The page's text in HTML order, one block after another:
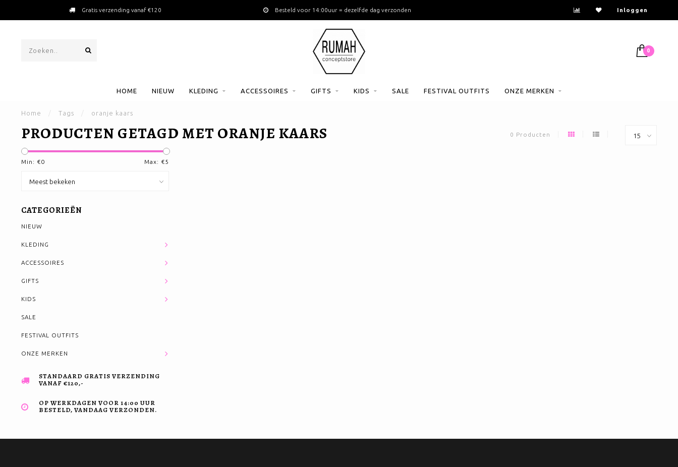
Gratis verzending vanaf €120 Besteld voor 14:00uur = dezelfde dag verzonden Inloggen
0
HOME NIEUW KLEDING ACCESSOIRES GIFTS KIDS SALE FESTIVAL OUTFITS ONZE MERKEN
Home / Tags / oranje kaars
PRODUCTEN GETAGD MET ORANJE KAARS 0 Producten
Min: €0 Max: €5
CATEGORIEËN
NIEUW
KLEDING
ACCESSOIRES
GIFTS
KIDS
SALE
FESTIVAL OUTFITS
ONZE MERKEN
STANDAARD GRATIS VERZENDING
VANAF €120,-
OP WERKDAGEN VOOR 14:00 UUR
BESTELD, VANDAAG VERZONDEN.